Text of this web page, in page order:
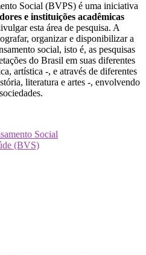
Social (BVPS) é uma iniciativa
e instituições acadêmicas
esta área de pesquisa. A
organizar e disponibilizar a
social, isto é, as pesquisas
do Brasil em suas diferentes
artística -, e através de diferentes
literatura e artes -, envolvendo
Social
(BVS)